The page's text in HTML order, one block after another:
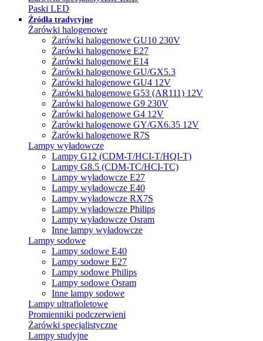
Paski LED
Źródła tradycyjne
Żarówki halogenowe
Żarówki halogenowe GU10 230V
Żarówki halogenowe E27
Żarówki halogenowe E14
Żarówki halogenowe GU/GX5.3
Żarówki halogenowe GU4 12V
Żarówki halogenowe G53 (AR111) 12V
Żarówki halogenowe G9 230V
Żarówki halogenowe G4 12V
Żarówki halogenowe GY/GX6.35 12V
Żarówki halogenowe R7S
Lampy wyładowcze
Lampy G12 (CDM-T/HCI-T/HQI-T)
Lampy G8.5 (CDM-TC/HCI-TC)
Lampy wyładowcze E27
Lampy wyładowcze E40
Lampy wyładowcze RX7S
Lampy wyładowcze Philips
Lampy wyładowcze Osram
Inne lampy wyładowcze
Lampy sodowe
Lampy sodowe E40
Lampy sodowe E27
Lampy sodowe Philips
Lampy sodowe Osram
Inne lampy sodowe
Lampy ultrafioletowe
Promienniki podczerwieni
Żarówki specjalistyczne
Lampy studyjne